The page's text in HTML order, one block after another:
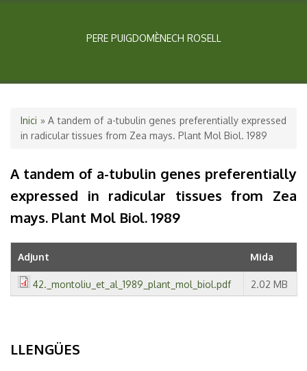
PERE PUIGDOMÈNECH ROSELL
Esteu aquí
Inici » A tandem of a-tubulin genes preferentially expressed
in radicular tissues from Zea mays. Plant Mol Biol. 1989
A tandem of a-tubulin genes preferentially
expressed in radicular tissues from Zea
mays. Plant Mol Biol. 1989
Adjunt Mida
42._montoliu_et_al_1989_plant_mol_biol.pdf 2.02 MB
LLENGÜES